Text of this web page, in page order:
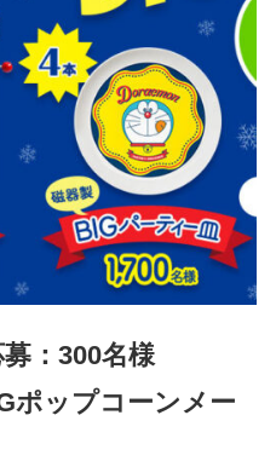
：300名様
ポップコーンメー